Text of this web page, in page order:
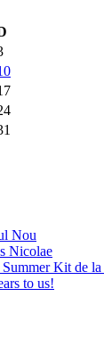
Nou
Nicolae
Kit de la
to us!